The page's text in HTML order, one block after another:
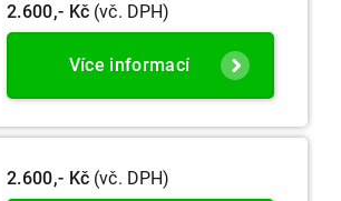
2.600,- Kč (vč. DPH)
Více informací
2.600,- Kč (vč. DPH)